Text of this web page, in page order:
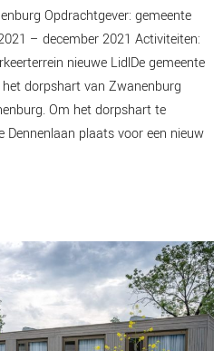
Opdrachtgever: gemeente
– december 2021 Activiteiten:
nieuwe LidlDe gemeente
dorpshart van Zwanenburg
Om het dorpshart te
Dennenlaan plaats voor een nieuw